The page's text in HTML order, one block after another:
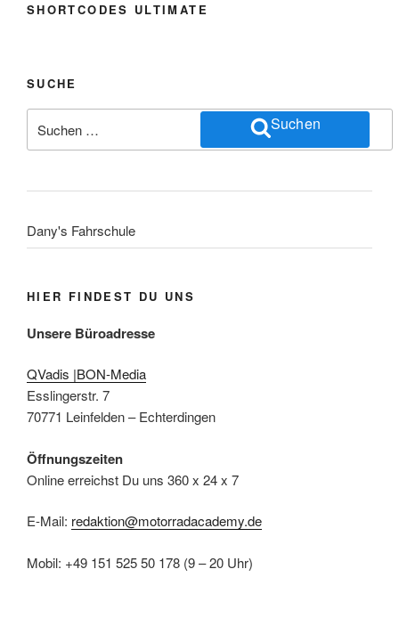
SHORTCODES ULTIMATE
SUCHE
nach:
Suchen
Dany's Fahrschule
HIER FINDEST DU UNS
Unsere Büroadresse
QVadis |BON-Media
Esslingerstr. 7
70771 Leinfelden – Echterdingen
Öffnungszeiten
Online erreichst Du uns 360 x 24 x 7
E-Mail: redaktion@motorradacademy.de
Mobil: +49 151 525 50 178 (9 – 20 Uhr)